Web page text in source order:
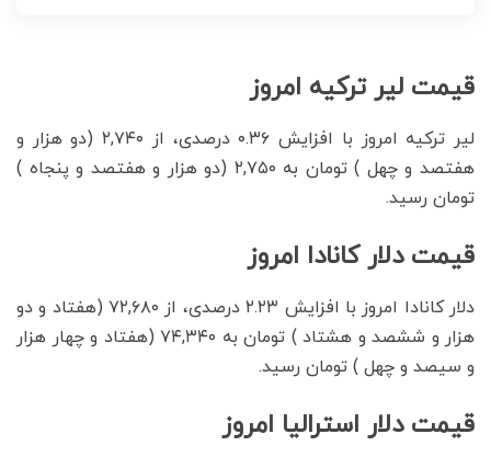
قیمت لیر ترکیه امروز
لیر ترکیه امروز با افزایش ۰.۳۶ درصدی، از ۲,۷۴۰ (دو هزار و
هفتصد و چهل ) تومان به ۲,۷۵۰ (دو هزار و هفتصد و پنجاه )
تومان رسید.
قیمت دلار کانادا امروز
دلار کانادا امروز با افزایش ۲.۲۳ درصدی، از ۷۲,۶۸۰ (هفتاد و دو
هزار و ششصد و هشتاد ) تومان به ۷۴,۳۴۰ (هفتاد و چهار هزار
و سیصد و چهل ) تومان رسید.
قیمت دلار استرالیا امروز